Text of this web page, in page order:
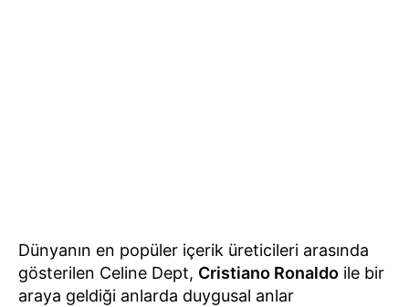
Dünyanın en popüler içerik üreticileri arasında
gösterilen Celine Dept, Cristiano Ronaldo ile bir
araya geldiği anlarda duygusal anlar